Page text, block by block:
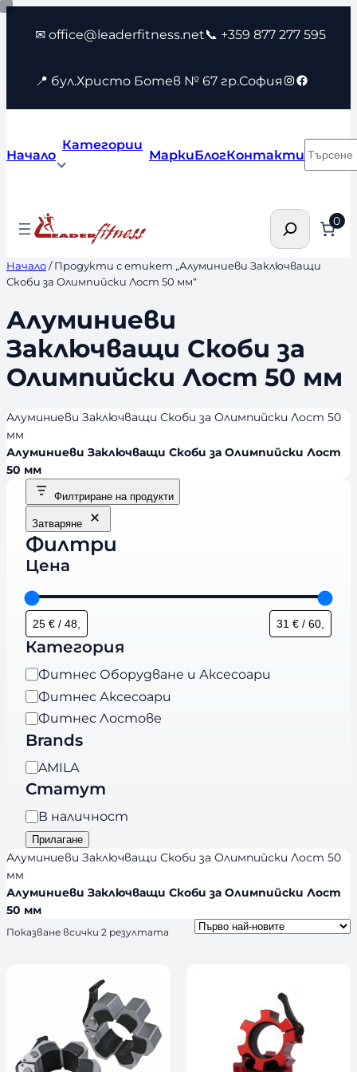
Към
съдържанието
✉ office@leaderfitness.net📞 +359 877 277 595
📍 бул.Христо Ботев № 67 гр.София Instagram
Facebook
Начало
Категории
МаркиБлогКонтакти
Търсене 0
Начало/ Продукти с етикет „Алуминиеви Заключващи
Скоби за Олимпийски Лост 50 мм“
Алуминиеви
Заключващи Скоби за
Олимпийски Лост 50 мм
Алуминиеви Заключващи Скоби за Олимпийски Лост 50
мм
Алуминиеви Заключващи Скоби за Олимпийски Лост
50 мм
Филтриране на продукти
Затваряне
Филтри
Цена
Категория
К
а
т
е
о
р
и
я
Фитнес Оборудване и Аксесоари
Фитнес Аксесоари
Фитнес Лостове
Brands
B
r
n
d
s
AMILA
Статут
Н
а
л
ч
н
о
В наличност
Прилагане
Алуминиеви Заключващи Скоби за Олимпийски Лост 50
мм
Алуминиеви Заключващи Скоби за Олимпийски Лост
50 мм
Показване всички 2 резултата